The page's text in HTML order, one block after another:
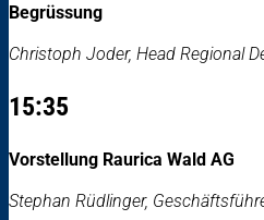
Begrüssung
Christoph Joder, Head Regional
15:35
Vorstellung Raurica Wald AG
Stephan Rüdlinger,